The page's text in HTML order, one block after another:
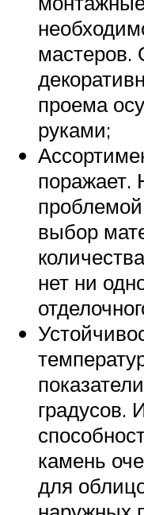
мастеров.
проема
руками;
поражает.
выбор
нет ни
градусов.
камень
для